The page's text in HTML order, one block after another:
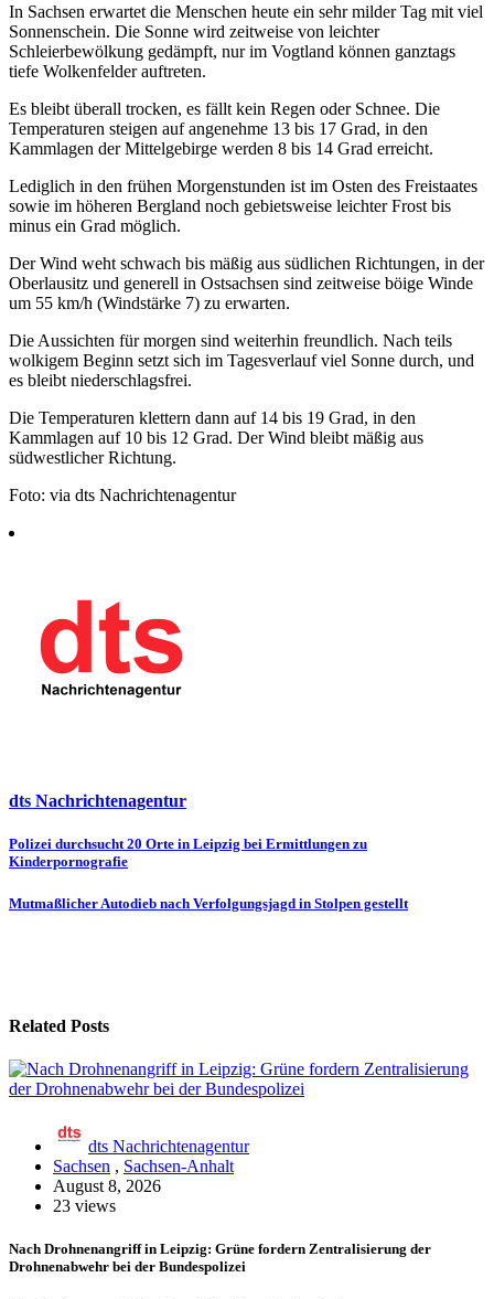
In Sachsen erwartet die Menschen heute ein sehr milder Tag mit viel
Sonnenschein. Die Sonne wird zeitweise von leichter
Schleierbewölkung gedämpft, nur im Vogtland können ganztags
tiefe Wolkenfelder auftreten.
Es bleibt überall trocken, es fällt kein Regen oder Schnee. Die
Temperaturen steigen auf angenehme 13 bis 17 Grad, in den
Kammlagen der Mittelgebirge werden 8 bis 14 Grad erreicht.
Lediglich in den frühen Morgenstunden ist im Osten des Freistaates
sowie im höheren Bergland noch gebietsweise leichter Frost bis
minus ein Grad möglich.
Der Wind weht schwach bis mäßig aus südlichen Richtungen, in der
Oberlausitz und generell in Ostsachsen sind zeitweise böige Winde
um 55 km/h (Windstärke 7) zu erwarten.
Die Aussichten für morgen sind weiterhin freundlich. Nach teils
wolkigem Beginn setzt sich im Tagesverlauf viel Sonne durch, und
es bleibt niederschlagsfrei.
Die Temperaturen klettern dann auf 14 bis 19 Grad, in den
Kammlagen auf 10 bis 12 Grad. Der Wind bleibt mäßig aus
südwestlicher Richtung.
Foto: via dts Nachrichtenagentur
dts Nachrichtenagentur
Beitragsnavigation
Polizei durchsucht 20 Orte in Leipzig bei Ermittlungen zu
Kinderpornografie
Mutmaßlicher Autodieb nach Verfolgungsjagd in Stolpen gestellt
Related Posts
dts Nachrichtenagentur
Sachsen , Sachsen-Anhalt
August 8, 2026
23 views
Nach Drohnenangriff in Leipzig: Grüne fordern Zentralisierung der
Drohnenabwehr bei der Bundespolizei